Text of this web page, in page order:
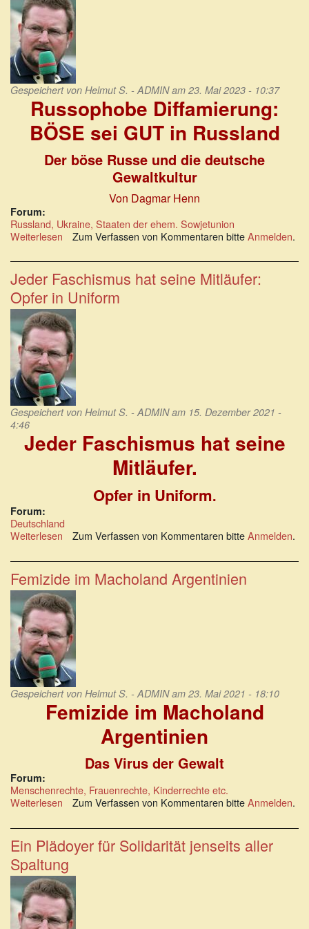
Gespeichert von Helmut S. - ADMINam 23. Mai 2023 - 10:37
Russophobe Diffamierung:
BÖSE sei GUT in Russland
Der böse Russe und die deutsche
Gewaltkultur
Von Dagmar Henn
Forum:
Russland, Ukraine, Staaten der ehem. Sowjetunion
Weiterlesen über
Diffamierung:
BÖSE
sei
GUT
in
Russland
Zum Verfassen von Kommentaren bitteAnmelden.
Jeder Faschismus hat seine Mitläufer:
Opfer in Uniform
Gespeichert von Helmut S. - ADMINam 15. Dezember 2021 -
4:46
Jeder Faschismus hat seine
Mitläufer.
Opfer in Uniform.
Forum:
Deutschland
Weiterlesen über
Faschismus
hat
seine
Mitläufer:
Opfer
in
Uniform
Zum Verfassen von Kommentaren bitteAnmelden.
Femizide im Macholand Argentinien
Gespeichert von Helmut S. - ADMINam 23. Mai 2021 - 18:10
Femizide im Macholand
Argentinien
Das Virus der Gewalt
Forum:
Menschenrechte, Frauenrechte, Kinderrechte etc.
Weiterlesen über
im
Macholand
Argentinien
Zum Verfassen von Kommentaren bitteAnmelden.
Ein Plädoyer für Solidarität jenseits aller
Spaltung